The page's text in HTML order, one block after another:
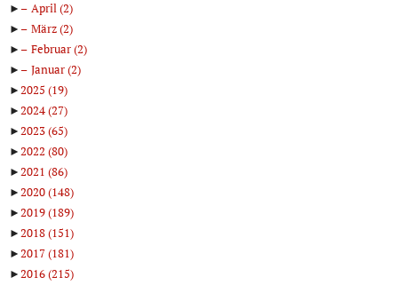
►
April(2)
►
März(2)
►
Februar(2)
►
Januar(2)
►2025 (19)
►2024(27)
►2023(65)
►2022 (80)
►2021 (86)
►2020(148)
►2019(189)
►2018(151)
►2017(181)
►2016(215)